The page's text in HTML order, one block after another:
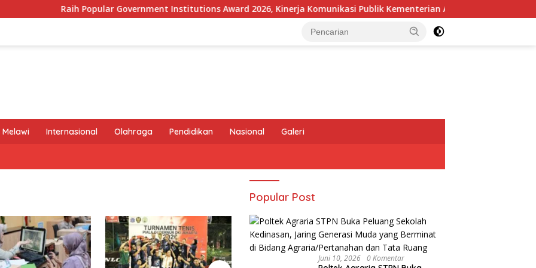
Raih Popular Government Institutions Award 2026, Kinerja Komunikasi Publik Kementerian ATR/BPN Kembali Diakui
Melawi Internasional Olahraga Pendidikan Nasional Galeri
Popular Post
Juni 10, 2026 0 Komentar